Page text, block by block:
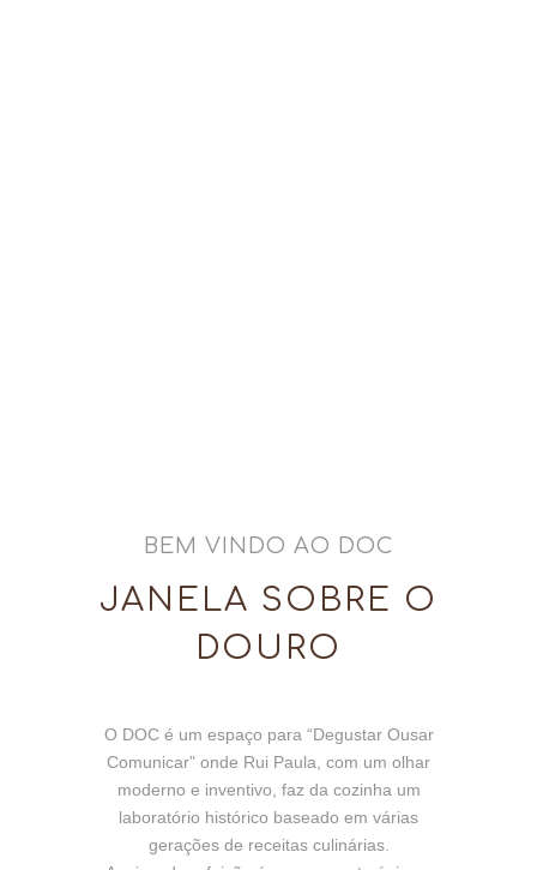
BEM VINDO AO DOC
JANELA SOBRE O
DOURO
O DOC é um espaço para “Degustar Ousar
Comunicar” onde Rui Paula, com um olhar
moderno e inventivo, faz da cozinha um
laboratório histórico baseado em várias
gerações de receitas culinárias.